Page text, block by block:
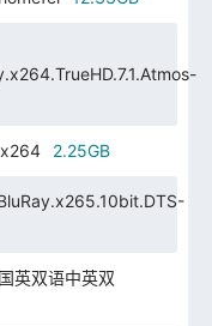
2.25GB
英双语中英双